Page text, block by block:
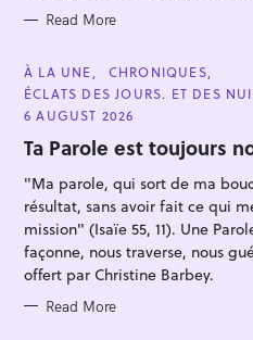
Read More
C
A
T
E
G
O
R
E
À LA UNE
CHRONIQUES
ÉCLATS DES JOURS. ET DES
6 AUGUST 2026
Ta Parole est toujours
"Ma parole, qui sort de ma
résultat, sans avoir fait ce qui
mission" (Isaïe 55, 11). Une
façonne, nous traverse, nous
offert par Christine Barbey.
Read More